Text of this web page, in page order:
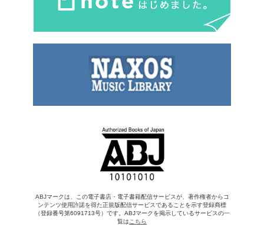
ABJマークは、この電子書店・電子書籍配信サービスが、著作権者からコ
ンテンツ使用許諾を得た正規版配信サービスであることを示す登録商標
（登録番号第6091713号）です。ABJマークを掲示しているサービスの一
覧は こちら